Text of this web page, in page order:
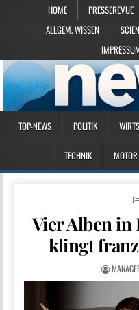
HOME PRESSEREVUE
ALLGEM. WISSEN
TOP-NEWS POLITIK
TECHNIK MOTOR
Vier Alben
klingt